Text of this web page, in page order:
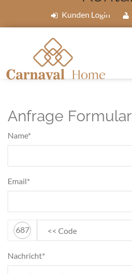
Kunden Login
Anfrage Formular
Name*
Email*
687
Nachricht*